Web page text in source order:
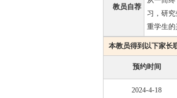
教员自荐
习，研
重学生的
本教员得到以下家长
预约时间
2024-4-18